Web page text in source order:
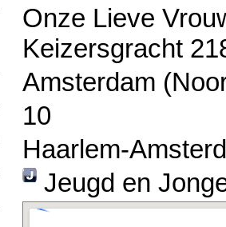
Onze Lieve
Keizersgracht
Amsterdam
10
Haarlem-
Jeugd en